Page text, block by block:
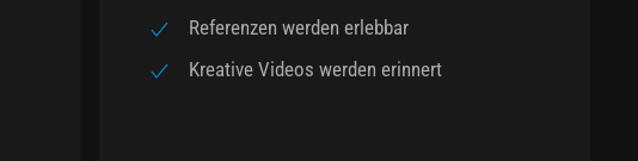
Referenzen werden erlebbar
Kreative Videos werden erinnert